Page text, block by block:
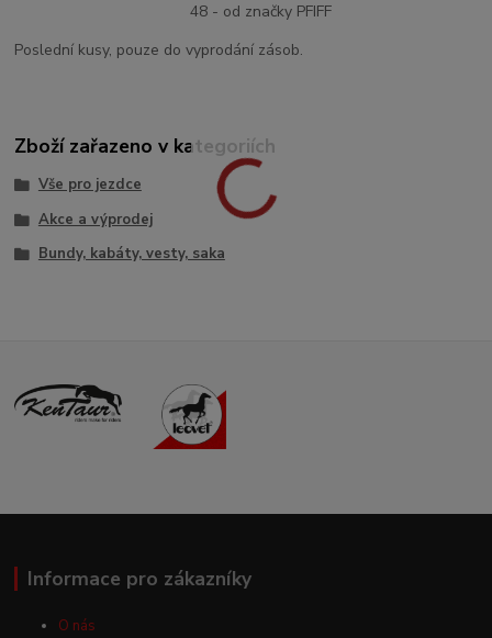
48 - od značky PFIFF
Poslední kusy, pouze do vyprodání zásob.
Zboží zařazeno v kategoriích
Vše pro jezdce
Akce a výprodej
Bundy, kabáty, vesty, saka
Informace pro zákazníky
O nás